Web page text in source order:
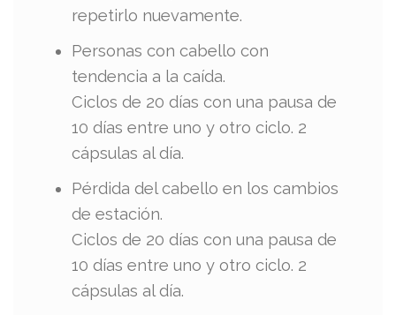
repetirlo nuevamente.
Personas con cabello con
tendencia a la caída.
Ciclos de 20 días con una pausa de
10 días entre uno y otro ciclo. 2
cápsulas al día.
Pérdida del cabello en los cambios
de estación.
Ciclos de 20 días con una pausa de
10 días entre uno y otro ciclo. 2
cápsulas al día.